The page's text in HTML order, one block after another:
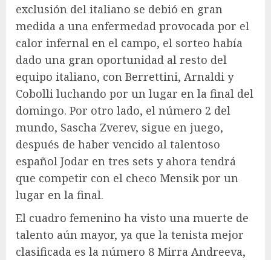
exclusión del italiano se debió en gran
medida a una enfermedad provocada por el
calor infernal en el campo, el sorteo había
dado una gran oportunidad al resto del
equipo italiano, con Berrettini, Arnaldi y
Cobolli luchando por un lugar en la final del
domingo. Por otro lado, el número 2 del
mundo, Sascha Zverev, sigue en juego,
después de haber vencido al talentoso
español Jodar en tres sets y ahora tendrá
que competir con el checo Mensik por un
lugar en la final.
El cuadro femenino ha visto una muerte de
talento aún mayor, ya que la tenista mejor
clasificada es la número 8 Mirra Andreeva,